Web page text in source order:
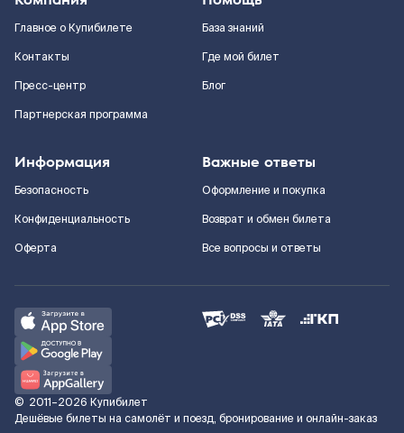
Главное о Купибилете
Контакты
Пресс-центр
Партнерская программа
База знаний
Где мой билет
Блог
Информация
Безопасность
Конфиденциальность
Оферта
Важные ответы
Оформление и покупка
Возврат и обмен билета
Все вопросы и ответы
© 2011–2026 Купибилет
Дешёвые билеты на самолёт и поезд, бронирование и онлайн-заказ